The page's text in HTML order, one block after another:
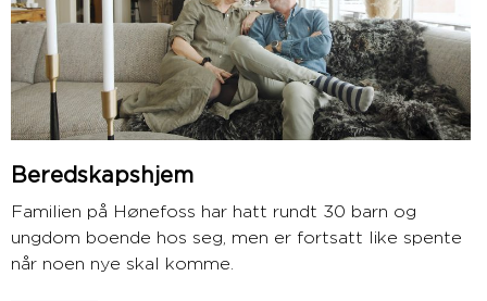
Beredskapshjem
Familien på Hønefoss har hatt rundt 30 barn og
ungdom boende hos seg, men er fortsatt like spente
når noen nye skal komme.